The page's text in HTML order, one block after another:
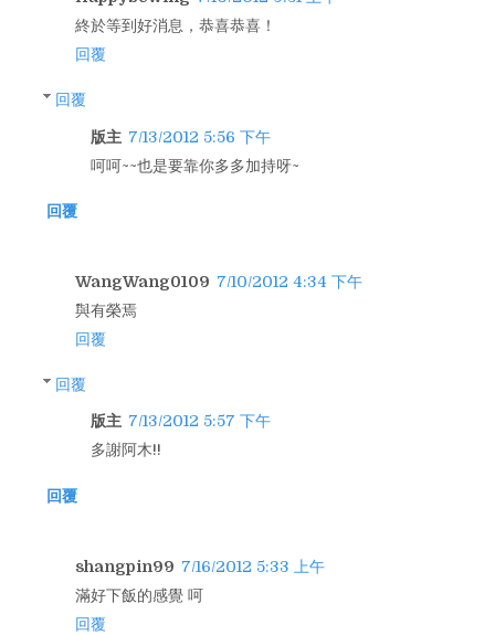
終於等到好消息，恭喜恭喜！
回覆
回覆
版主 7/13/2012 5:56 下午
呵呵~~也是要靠你多多加持呀~
回覆
WangWang0109 7/10/2012 4:34 下午
^^與有榮焉
回覆
回覆
版主 7/13/2012 5:57 下午
多謝阿木!!
回覆
shangpin99 7/16/2012 5:33 上午
滿好下飯的感覺 呵
回覆